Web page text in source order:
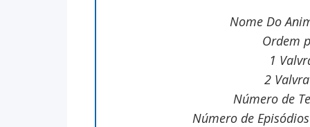
Nome Do
Ordem
1
2
Número de
Número de